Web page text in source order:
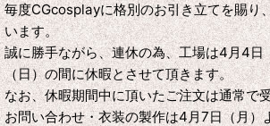
毎度CGcosplayに格別のお引き立てを賜り
います。
誠に勝手ながら、連休の為、工場は4月4日
（日）の間に休暇とさせて頂きます。
なお、休暇期間中に頂いたご注文は通常で
お問い合わせ・衣装の製作は4月7日（月）